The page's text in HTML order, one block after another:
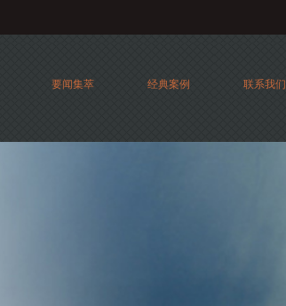
要闻集萃 经典案例 联系我们